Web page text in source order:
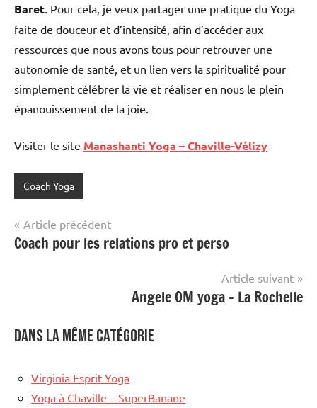
Baret . Pour cela, je veux partager une pratique du Yoga
faite de douceur et d’intensité, afin d’accéder aux
ressources que nous avons tous pour retrouver une
autonomie de santé, et un lien vers la spiritualité pour
simplement célébrer la vie et réaliser en nous le plein
épanouissement de la joie.
Visiter le site Manashanti Yoga – Chaville-Vélizy
Coach Yoga
Navigation
de
Article précédent
Coach pour les relations pro et perso
Article suivant
Angele OM yoga – La Rochelle
Dans la même catégorie
Virginia Esprit Yoga
Yoga à Chaville – SuperBanane